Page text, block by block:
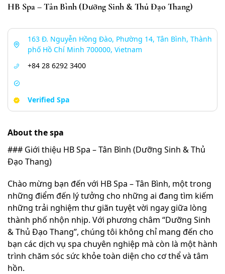
HB Spa – Tân Bình (Dưỡng Sinh & Thủ Đạo Thang)
163 Đ. Nguyễn Hồng Đào, Phường 14, Tân Bình, Thành
phố Hồ Chí Minh 700000, Vietnam
+84 28 6292 3400
Verified Spa
About the spa
### Giới thiệu HB Spa – Tân Bình (Dưỡng Sinh & Thủ
Đạo Thang)
Chào mừng bạn đến với HB Spa – Tân Bình, một trong
những điểm đến lý tưởng cho những ai đang tìm kiếm
những trải nghiệm thư giãn tuyệt vời ngay giữa lòng
thành phố nhộn nhịp. Với phương châm “Dưỡng Sinh
& Thủ Đạo Thang”, chúng tôi không chỉ mang đến cho
bạn các dịch vụ spa chuyên nghiệp mà còn là một hành
trình chăm sóc sức khỏe toàn diện cho cơ thể và tâm
hồn.